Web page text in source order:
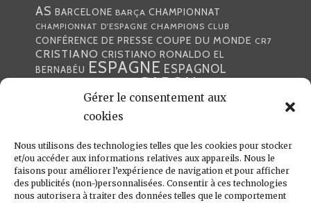
Gérer le consentement aux
cookies
Nous utilisons des technologies telles que les cookies pour stocker
et/ou accéder aux informations relatives aux appareils. Nous le
faisons pour améliorer l’expérience de navigation et pour afficher
des publicités (non-)personnalisées. Consentir à ces technologies
nous autorisera à traiter des données telles que le comportement
AS BARCELONE BARÇA CHAMPIONNAT
CHAMPIONNAT D'ESPAGNE CHAMPIONS CLUB
CONFÉRENCE DE PRESSE COUPE DU MONDE CR7
CRISTIANO CRISTIANO RONALDO EL
BERNABÉU ESPAGNE ESPAGNOL
GABON
JULEN LOPETEGUI KARIM BENZÉMA
LIGUE DES CHAMPIONS
MADRILÈNES MARCA MARCELO MERCATO
MERENGUE MERENGUES PORTUGAL PRESSE
PRESSE MADRILÈNEREALREAL
MADRID RONALDO SANTIAGO SOLARI